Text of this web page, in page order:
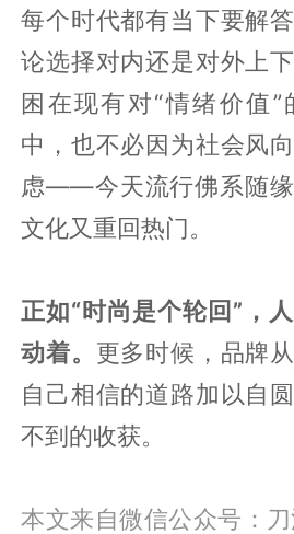
每个时代都有当下要解
论选择对内还是对外上
困在现有对“情绪价值”
中，也不必因为社会风
虑——今天流行佛系随
文化又重回热门。
正如“时尚是个轮回”，
动着。 更多时候，品牌
自己相信的道路加以自
不到的收获。
本文来自微信公众号：